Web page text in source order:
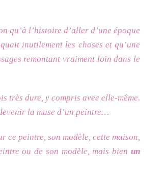
qu’à l’histoire d’aller d’une époque
inutilement les choses et qu’une
remontant vraiment loin dans le
très dure, y compris avec elle-même.
la muse d’un peintre…
peintre, son modèle, cette maison,
ou de son modèle, mais bien un